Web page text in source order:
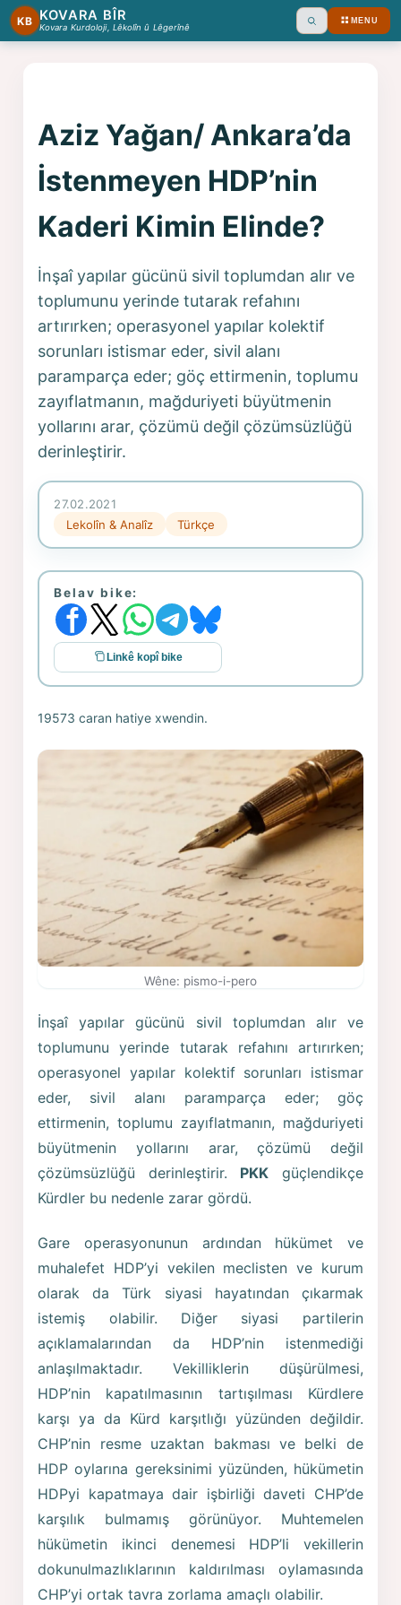
KB KOVARA BÎR
Kovara Kurdoloji, Lêkolîn û Lêgerînê Ara MENU
Aziz Yağan/ Ankara’da
İstenmeyen HDP’nin
Kaderi Kimin Elinde?
İnşaî yapılar gücünü sivil toplumdan alır ve
toplumunu yerinde tutarak refahını
artırırken; operasyonel yapılar kolektif
sorunları istismar eder, sivil alanı
paramparça eder; göç ettirmenin, toplumu
zayıflatmanın, mağduriyeti büyütmenin
yollarını arar, çözümü değil çözümsüzlüğü
derinleştirir.
27.02.2021
Lekolîn & Analîz
Türkçe
Belav bike:
Linkê kopî bike
19573 caran hatiye xwendin.
Wêne: pismo-i-pero
İnşaî yapılar gücünü sivil toplumdan alır ve
toplumunu yerinde tutarak refahını artırırken;
operasyonel yapılar kolektif sorunları istismar
eder, sivil alanı paramparça eder; göç
ettirmenin, toplumu zayıflatmanın, mağduriyeti
büyütmenin yollarını arar, çözümü değil
çözümsüzlüğü derinleştirir. PKK güçlendikçe
Kürdler bu nedenle zarar gördü.
Gare operasyonunun ardından hükümet ve
muhalefet HDP’yi vekilen meclisten ve kurum
olarak da Türk siyasi hayatından çıkarmak
istemiş olabilir. Diğer siyasi partilerin
açıklamalarından da HDP’nin istenmediği
anlaşılmaktadır. Vekilliklerin düşürülmesi,
HDP’nin kapatılmasının tartışılması Kürdlere
karşı ya da Kürd karşıtlığı yüzünden değildir.
CHP’nin resme uzaktan bakması ve belki de
HDP oylarına gereksinimi yüzünden, hükümetin
HDPyi kapatmaya dair işbirliği daveti CHP’de
karşılık bulmamış görünüyor. Muhtemelen
hükümetin ikinci denemesi HDP’li vekillerin
dokunulmazlıklarının kaldırılması oylamasında
CHP’yi ortak tavra zorlama amaçlı olabilir.